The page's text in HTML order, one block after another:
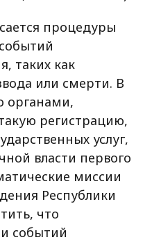
процедуры
таких как
или смерти. В
органами,
регистрацию,
услуг,
власти первого
миссии
Республики
что
событий